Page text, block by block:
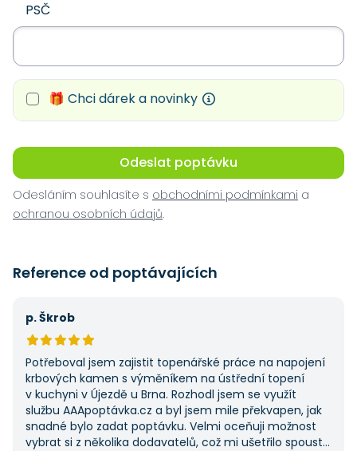
PSČ
🎁 Chci dárek a novinky
Odeslat poptávku
Odesláním souhlasíte s obchodními podmínkami a
ochranou osobních údajů.
Reference od poptávajících
p. Škrob
Potřeboval jsem zajistit topenářské práce na napojení
krbových kamen s výměníkem na ústřední topení
v kuchyni v Újezdě u Brna. Rozhodl jsem se využít
službu AAApoptávka.cz a byl jsem mile překvapen, jak
snadné bylo zadat poptávku. Velmi oceňuji možnost
vybrat si z několika dodavatelů, což mi ušetřilo spoustu